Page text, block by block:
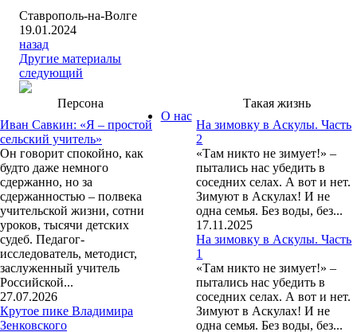
Ставрополь-на-Волге
19.01.2024
назад
Другие материалы
следующий
Персона
Иван Савкин: «Я – простой
сельский учитель»
Он говорит спокойно, как
будто даже немного
сдержанно, но за
сдержанностью – полвека
учительской жизни, сотни
уроков, тысячи детских
судеб. Педагог-
исследователь, методист,
заслуженный учитель
Российской...
27.07.2026
Крутое пике Владимира
Зенковского
Такая жизнь
На зимовку в Аскулы. Часть
2
«Там никто не зимует!» –
пытались нас убедить в
соседних селах. А вот и нет.
Зимуют в Аскулах! И не
одна семья. Без воды, без...
17.11.2025
На зимовку в Аскулы. Часть
1
«Там никто не зимует!» –
пытались нас убедить в
соседних селах. А вот и нет.
Зимуют в Аскулах! И не
одна семья. Без воды, без...
О нас